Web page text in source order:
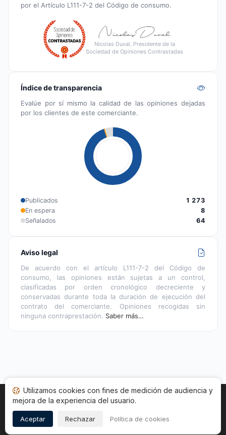
por el Artículo L111-7-2 del Código de consumo.
Nicolas Duval, Presidente de la
Sociedad de Opiniones Contrastadas
Índice de transparencia
Evalúe por sí mismo la calidad de las opiniones dejadas
por los clientes de este comerciante.
Publicados
1 273
En espera
8
Señalados
64
Aviso legal
De acuerdo con el artículo L111-7-2 del Código de
consumo, las opiniones están sujetas a un control,
clasificadas por orden cronológico decreciente y
conservadas durante toda la duración de ejecución del
contrato del comerciante. Opiniones recogidas sin
ninguna contraprestación. Saber más…
Inicio Estado opiniones Categorías
Copyright © 2026
Utilizamos cookies con fines de medición de audiencia y
mejora de la experiencia del usuario.
Aceptar Rechazar Política de cookies